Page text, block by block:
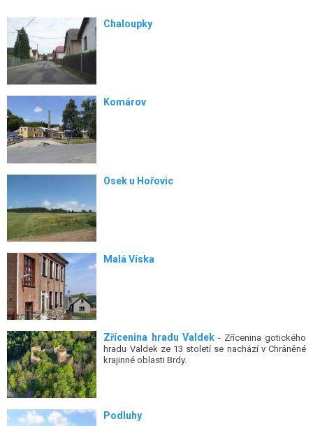
Chaloupky
Komárov
Osek u Hořovic
Malá Víska
Zřícenina hradu Valdek- Zřícenina gotického
hradu Valdek ze 13 století se nachází v Chráněné
krajinné oblasti Brdy.
Podluhy